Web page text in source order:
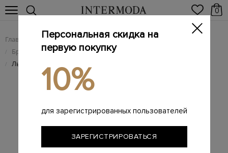
0
Главная Мужчинам / Одежда
/ Брендовые мужские рубашки
/ Льняная рубашка в стиле sprezzatura с пуговицами в тон
Персональная скидка на
первую покупку
10%
для зарегистрированных пользователей
ЗАРЕГИСТРИРОВАТЬСЯ